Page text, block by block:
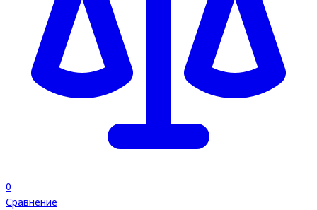
0
Сравнение